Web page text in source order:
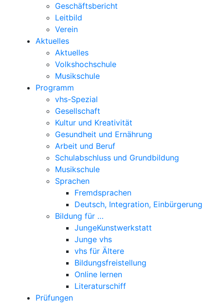
Geschäftsbericht
Leitbild
Verein
Aktuelles
Aktuelles
Volkshochschule
Musikschule
Programm
vhs-Spezial
Gesellschaft
Kultur und Kreativität
Gesundheit und Ernährung
Arbeit und Beruf
Schulabschluss und Grundbildung
Musikschule
Sprachen
Fremdsprachen
Deutsch, Integration, Einbürgerung
Bildung für …
JungeKunstwerkstatt
Junge vhs
vhs für Ältere
Bildungsfreistellung
Online lernen
Literaturschiff
Prüfungen